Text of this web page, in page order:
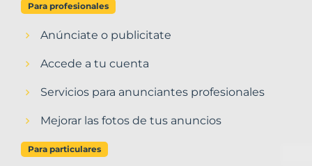
Para profesionales
Anúnciate o publicitate
Accede a tu cuenta
Servicios para anunciantes profesionales
Mejorar las fotos de tus anuncios
Para particulares